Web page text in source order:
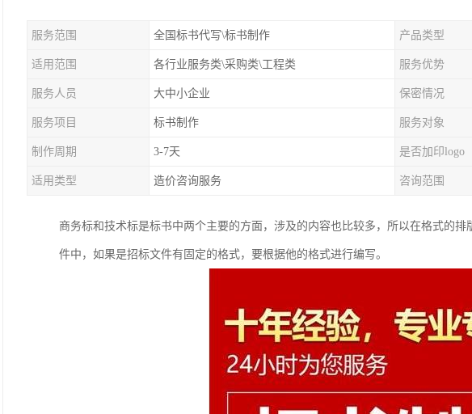
服务范围 全国标书代写\标书制作 产品类型
适用范围 各行业服务类\采购类\工程类 服务优势
服务人员 大中小企业 保密情况
服务项目 标书制作 服务对象
制作周期 3-7天 是否加印logo
适用类型 造价咨询服务 咨询范围
商务标和技术标是标书中两个主要的方面，涉及的内容也比较多，所以在格式的
件中，如果是招标文件有固定的格式，要根据他的格式进行编写。